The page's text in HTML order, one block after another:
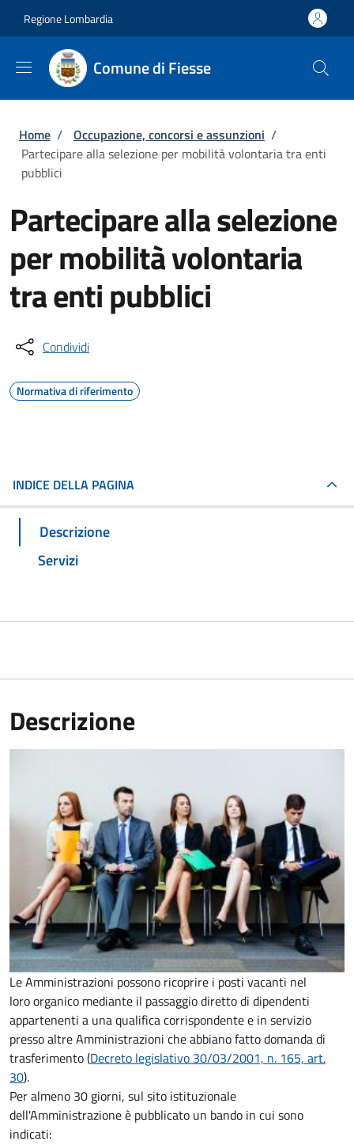
Regione Lombardia
Comune di Fiesse
Briciole di pane
Home / Occupazione, concorsi e assunzioni /
Partecipare alla selezione per mobilità volontaria tra enti
pubblici
Partecipare alla selezione
per mobilità volontaria
tra enti pubblici
Condividi
Normativa di riferimento
INDICE DELLA PAGINA
Descrizione
Servizi
Descrizione
Le Amministrazioni possono ricoprire i posti vacanti nel
loro organico mediante il passaggio diretto di dipendenti
appartenenti a una qualifica corrispondente e in servizio
presso altre Amministrazioni che abbiano fatto domanda di
trasferimento (Decreto legislativo 30/03/2001, n. 165, art.
30).
Per almeno 30 giorni, sul sito istituzionale
dell'Amministrazione è pubblicato un bando in cui sono
indicati: